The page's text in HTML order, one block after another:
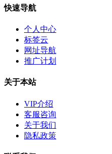
快速导航
个人中心
标签云
网址导航
推广计划
关于本站
VIP介绍
客服咨询
关于我们
隐私政策